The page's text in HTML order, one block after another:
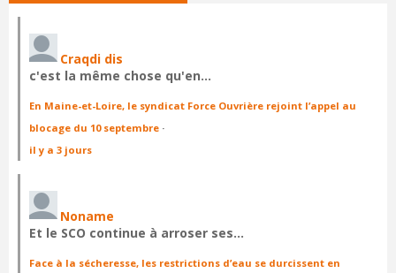
Craqdi dis
c'est la même chose qu'en…
En Maine-et-Loire, le syndicat Force Ouvrière rejoint l’appel au
blocage du 10 septembre ·
il y a 3 jours
Noname
Et le SCO continue à arroser ses…
Face à la sécheresse, les restrictions d’eau se durcissent en